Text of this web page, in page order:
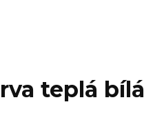
teplá bílá